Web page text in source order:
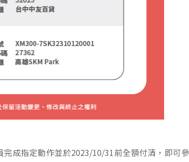
成指定動作並於2023/10/31前全額付清，即可參